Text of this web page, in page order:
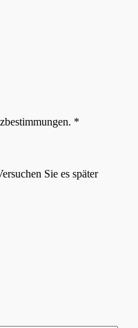
*